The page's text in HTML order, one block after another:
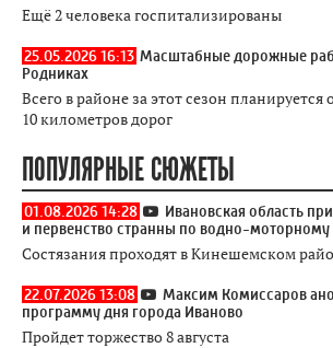
Ещё 2 человека госпитализированы
25.05.2026 16:13 Масштабные дорожные
Родниках
Всего в районе за этот сезон планируется
10 километров дорог
ПОПУЛЯРНЫЕ СЮЖЕТЫ
01.08.2026 14:28
Ивановская область
и первенство странны по водно-моторному
Состязания проходят в Кинешемском
22.07.2026 13:08
Максим Комиссаров
программу дня города Иваново
Пройдет торжество 8 августа